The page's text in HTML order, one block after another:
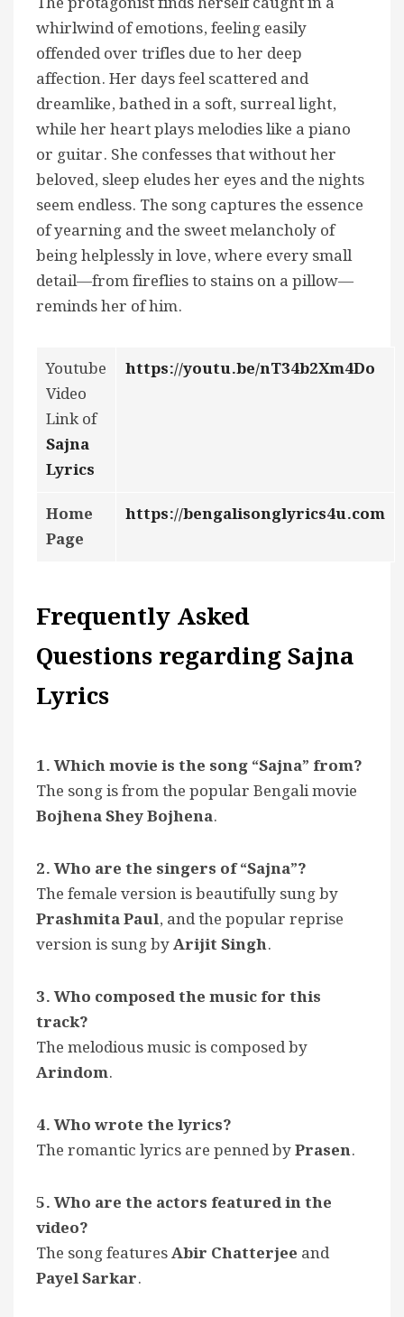
whirlwind of emotions, feeling easily
offended over trifles due to her deep
affection. Her days feel scattered and
dreamlike, bathed in a soft, surreal light,
while her heart plays melodies like a piano
or guitar. She confesses that without her
beloved, sleep eludes her eyes and the nights
seem endless. The song captures the essence
of yearning and the sweet melancholy of
being helplessly in love, where every small
detail—from fireflies to stains on a pillow—
reminds her of him.
Youtube
Video
Link of
Sajna
Lyrics
https://youtu.be/nT34b2Xm4Do
Home
Page
https://bengalisonglyrics4u.com
Frequently Asked
Questions regarding Sajna
Lyrics
1. Which movie is the song “Sajna” from?
The song is from the popular Bengali movie
Bojhena Shey Bojhena.
2. Who are the singers of “Sajna”?
The female version is beautifully sung by
Prashmita Paul, and the popular reprise
version is sung byArijit Singh.
3. Who composed the music for this
track?
The melodious music is composed by
Arindom.
4. Who wrote the lyrics?
The romantic lyrics are penned byPrasen.
5. Who are the actors featured in the
video?
The song featuresAbir Chatterjee and
Payel Sarkar.